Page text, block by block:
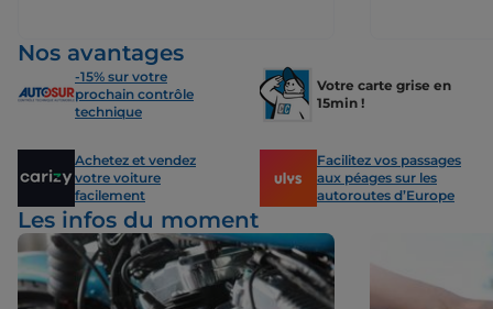
Nos avantages
-15% sur votre
prochain contrôle
technique
Votre carte grise en
15min !
Achetez et vendez
votre voiture
facilement
Facilitez vos passages
aux péages sur les
autoroutes d’Europe
Les infos du moment